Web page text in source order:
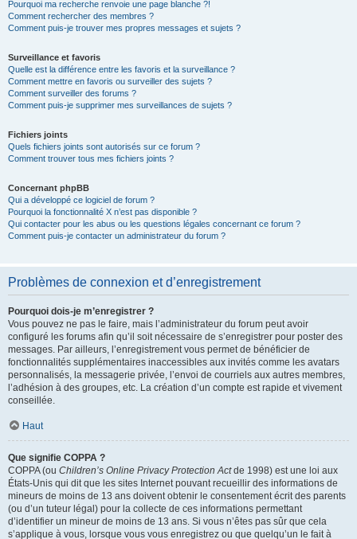
Pourquoi ma recherche renvoie une page blanche ?!
Comment rechercher des membres ?
Comment puis-je trouver mes propres messages et sujets ?
Surveillance et favoris
Quelle est la différence entre les favoris et la surveillance ?
Comment mettre en favoris ou surveiller des sujets ?
Comment surveiller des forums ?
Comment puis-je supprimer mes surveillances de sujets ?
Fichiers joints
Quels fichiers joints sont autorisés sur ce forum ?
Comment trouver tous mes fichiers joints ?
Concernant phpBB
Qui a développé ce logiciel de forum ?
Pourquoi la fonctionnalité X n’est pas disponible ?
Qui contacter pour les abus ou les questions légales concernant ce forum ?
Comment puis-je contacter un administrateur du forum ?
Problèmes de connexion et d’enregistrement
Pourquoi dois-je m’enregistrer ?
Vous pouvez ne pas le faire, mais l’administrateur du forum peut avoir
configuré les forums afin qu’il soit nécessaire de s’enregistrer pour poster des
messages. Par ailleurs, l’enregistrement vous permet de bénéficier de
fonctionnalités supplémentaires inaccessibles aux invités comme les avatars
personnalisés, la messagerie privée, l’envoi de courriels aux autres membres,
l’adhésion à des groupes, etc. La création d’un compte est rapide et vivement
conseillée.
Haut
Que signifie COPPA ?
COPPA (ou Children’s Online Privacy Protection Actde 1998) est une loi aux
États-Unis qui dit que les sites Internet pouvant recueillir des informations de
mineurs de moins de 13 ans doivent obtenir le consentement écrit des parents
(ou d’un tuteur légal) pour la collecte de ces informations permettant
d’identifier un mineur de moins de 13 ans. Si vous n’êtes pas sûr que cela
s’applique à vous, lorsque vous vous enregistrez ou que quelqu’un le fait à